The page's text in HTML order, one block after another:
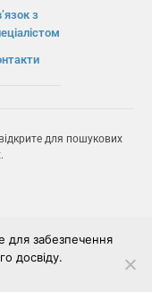
з
для пошукових
.
для забезпечення
досвіду.